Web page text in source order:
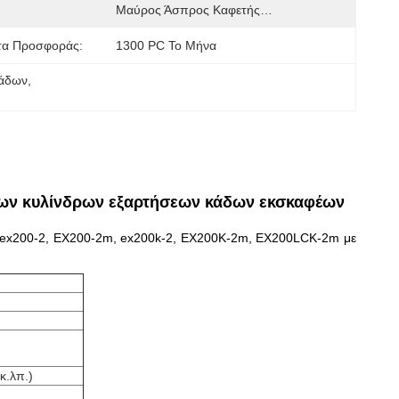
Μαύρος Άσπρος Καφετής…
Προσφοράς: 1300 PC Το Μήνα
κυλίνδρων εξαρτήσεων κάδων εκσκαφέων
2, EX200-2m, ex200k-2, EX200K-2m, EX200LCK-2m με